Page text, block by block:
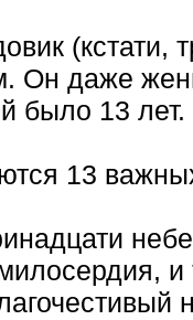
(кстати,
Он даже
было 13 лет.
13
и